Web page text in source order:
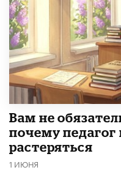
​Вам не
почему педагог
растеряться
1 ИЮНЯ